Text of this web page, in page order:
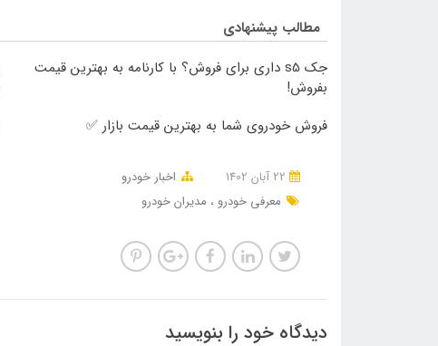
مطالب پیشنهادی
جک s5 داری برای فروش؟ با کارنامه به بهترین قیمت
بفروش!
فروش خودروی شما به بهترین قیمت بازار ✅
اخبار خودرو
معرفی خودرو
مدیران خودرو
دیدگاه خود را بنویسید